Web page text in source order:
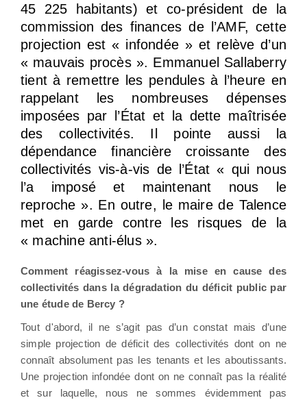
45 225 habitants) et co-président de la
commission des finances de l’AMF, cette
projection est « infondée » et relève d’un
« mauvais procès ». Emmanuel Sallaberry
tient à remettre les pendules à l’heure en
rappelant les nombreuses dépenses
imposées par l’État et la dette maîtrisée
des collectivités. Il pointe aussi la
dépendance financière croissante des
collectivités vis-à-vis de l’État « qui nous
l’a imposé et maintenant nous le
reproche ». En outre, le maire de Talence
met en garde contre les risques de la
« machine anti-élus ».
Comment réagissez-vous à la mise en cause des
collectivités dans la dégradation du déficit public par
une étude de Bercy ?
Tout d'abord, il ne s’agit pas d’un constat mais d’une
simple projection de déficit des collectivités dont on ne
connaît absolument pas les tenants et les aboutissants.
Une projection infondée dont on ne connaît pas la réalité
et sur laquelle, nous ne sommes évidemment pas